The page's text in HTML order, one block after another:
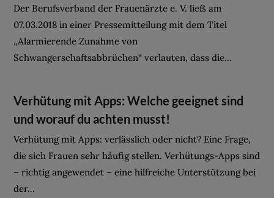
Der Berufsverband der Frauenärzte e. V. ließ am
07.03.2018 in einer Pressemitteilung mit dem Titel
„Alarmierende Zunahme von
Schwangerschaftsabbrüchen“ verlauten, dass die...
Verhütung mit Apps: Welche geeignet sind
und worauf du achten musst!
Verhütung mit Apps: verlässlich oder nicht? Eine Frage,
die sich Frauen sehr häufig stellen. Verhütungs-Apps sind
– richtig angewendet – eine hilfreiche Unterstützung bei
der...